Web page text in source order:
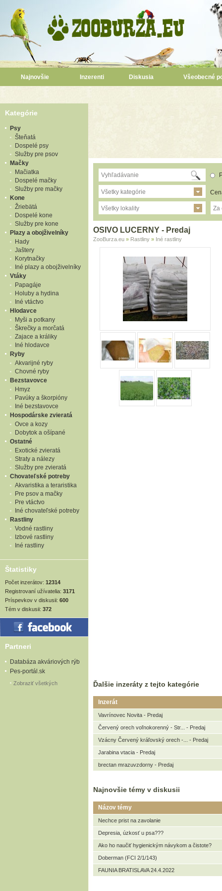
Najnovšie Inzerenti Diskusia Všeobecné
Kategórie
Psy
Šteňatá
Dospelé psy
Služby pre psov
Mačky
Mačiatka
Dospelé mačky
Služby pre mačky
Kone
Žriebätá
Dospelé kone
Služby pre kone
Plazy a obojživelníky
Hady
Jaštery
Korytnačky
Iné plazy a obojživelníky
Vtáky
Papagáje
Holuby a hydina
Iné vtáctvo
Hlodavce
Myši a potkany
Škrečky a morčatá
Zajace a králiky
Iné hlodavce
Ryby
Akvarijné ryby
Chovné ryby
Bezstavovce
Hmyz
Pavúky a škorpióny
Iné bezstavovce
Hospodárske zvieratá
Ovce a kozy
Dobytok a ošípané
Ostatné
Exotické zvieratá
Straty a nálezy
Služby pre zvieratá
Chovateľské potreby
Akvaristika a teraristika
Pre psov a mačky
Pre vtáctvo
Iné chovateľské potreby
Rastliny
Vodné rastliny
Izbové rastliny
Iné rastliny
Štatistiky
Počet inzerátov: 12314
Registrovaní užívatelia: 3171
Príspevkov v diskusii: 600
Tém v diskusii: 372
Partneri
Databáza akváriových rýb
Pes-portál.sk
Zobraziť všetkých
Všetky kategórie
Všetky lokality Za
OSIVO LUCERNY - Predaj
ZooBurza.eu » Rastliny » Iné rastliny
Ďalšie inzeráty z tejto kategórie
Inzerát
Vavrínovec Novita - Predaj
Červený orech voľnokorenný - Str... - Predaj
Vzácny Červený kráľovský orech -... - Predaj
Jarabina vtacia - Predaj
brectan mrazuvzdorny - Predaj
Najnovšie témy v diskusii
Názov témy
Nechce prist na zavolanie
Depresia, úzkosť u psa???
Ako ho naučiť hygienickým návykom a čistote?
Doberman (FCI 2/1/143)
FAUNIA BRATISLAVA 24.4.2022